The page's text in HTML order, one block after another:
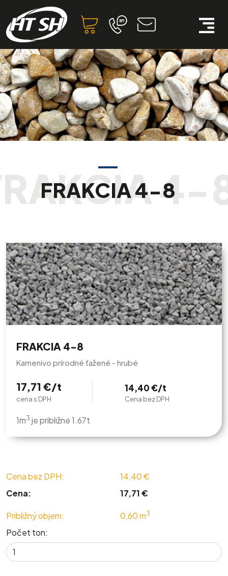
FRAKCIA 4-8
FRAKCIA 4-8
Kamenivo prírodné ťažené - hrubé
17,71 €/t
cena s DPH
14,40 €/t
Cena bez DPH
1m3 je približne 1.67t
Cena bez DPH:
14,40 €
Cena:
17,71 €
Približný objem: 0,60 m3
Počet ton: